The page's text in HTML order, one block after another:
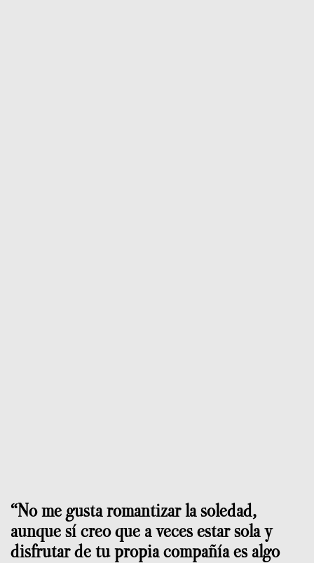
“No me gusta romantizar la soledad,
aunque sí creo que a veces estar sola y
disfrutar de tu propia compañía es algo